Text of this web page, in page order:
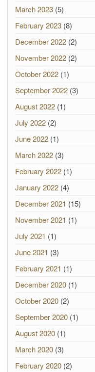
March 2023 (5)
February 2023 (8)
December 2022 (2)
November 2022 (2)
October 2022 (1)
September 2022 (3)
August 2022 (1)
July 2022 (2)
June 2022 (1)
March 2022 (3)
February 2022 (1)
January 2022 (4)
December 2021 (15)
November 2021 (1)
July 2021 (1)
June 2021 (3)
February 2021 (1)
December 2020 (1)
October 2020 (2)
September 2020 (1)
August 2020 (1)
March 2020 (3)
February 2020 (2)